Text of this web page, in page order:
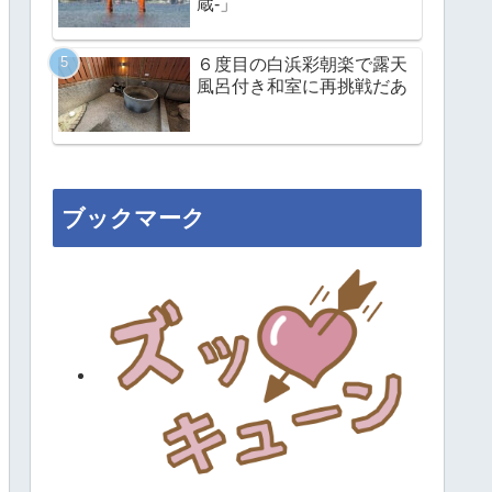
６度目の白浜彩朝楽で露天
風呂付き和室に再挑戦だあ
ブックマーク